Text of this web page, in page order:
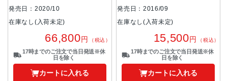
発売日：2020/10
在庫なし(入荷未定)
66,800円 （税込）
17時までのご注文で当日発送※休
日を除く
カートに入れる
発売日：2016/09
在庫なし(入荷未定)
15,500円 （税込）
17時までのご注文で当日発送※休
日を除く
カートに入れる